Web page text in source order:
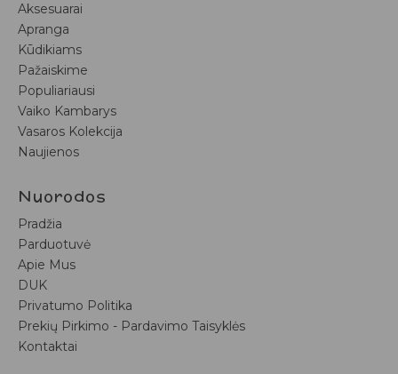
Aksesuarai
Apranga
Kūdikiams
Pažaiskime
Populiariausi
Vaiko Kambarys
Vasaros Kolekcija
Naujienos
Nuorodos
Pradžia
Parduotuvė
Apie Mus
DUK
Privatumo Politika
Prekių Pirkimo - Pardavimo Taisyklės
Kontaktai